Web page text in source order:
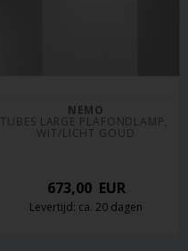
NEMO
TUBES LARGE PLAFONDLAMP,
WIT/LICHT GOUD
673,00EUR
Levertijd: ca. 20 dagen